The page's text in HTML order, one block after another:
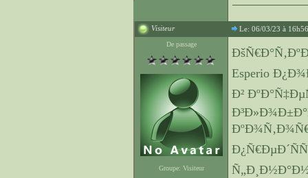
Visiteur Le: 06/03/23 à 16h56
De passage
Groupe: Visiteur
Esperio
Ð²